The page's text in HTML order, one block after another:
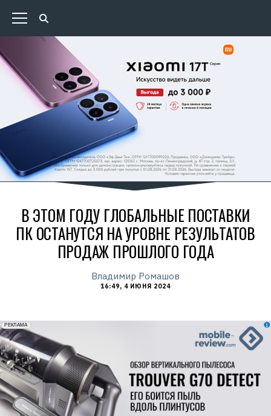
В ЭТОМ ГОДУ ГЛОБАЛЬНЫЕ ПОСТАВКИ
ПК ОСТАНУТСЯ НА УРОВНЕ РЕЗУЛЬТАТОВ
ПРОДАЖ ПРОШЛОГО ГОДА
Владимир Ромашов
16:49, 4 ИЮНЯ 2024
erid: 2VfnxxmNzs5
РЕКЛАМА